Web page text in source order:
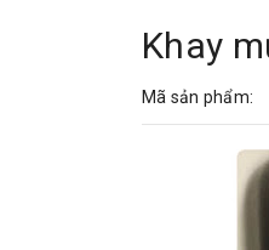
Khay
Mã sản phẩm: